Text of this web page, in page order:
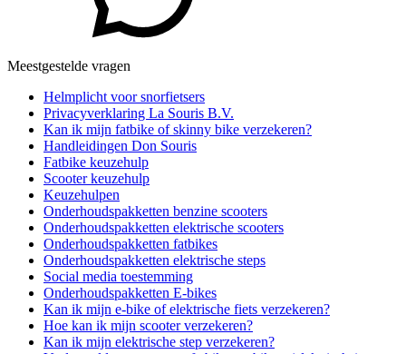
Meestgestelde vragen
Helmplicht voor snorfietsers
Privacyverklaring La Souris B.V.
Kan ik mijn fatbike of skinny bike verzekeren?
Handleidingen Don Souris
Fatbike keuzehulp
Scooter keuzehulp
Keuzehulpen
Onderhoudspakketten benzine scooters
Onderhoudspakketten elektrische scooters
Onderhoudspakketten fatbikes
Onderhoudspakketten elektrische steps
Social media toestemming
Onderhoudspakketten E-bikes
Kan ik mijn e-bike of elektrische fiets verzekeren?
Hoe kan ik mijn scooter verzekeren?
Kan ik mijn elektrische step verzekeren?